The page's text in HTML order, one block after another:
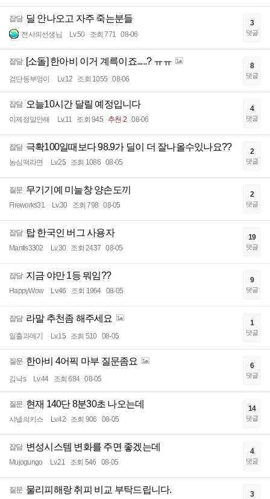
잡담 딜 안나오고 자주 죽는분들
전사의선생님 Lv.50 조회 771 08-06
3
댓글
잡담 [소돌] 한아비 이거 계륵이죠.....? ㅠㅠ
검단동부엉이 Lv.12 조회 1055 08-06
8
댓글
잡담 오늘10시간 달릴 예정입니다
이제정말안해 Lv.11 조회 945 추천 2 08-06
4
댓글
잡담 극확100일때보다 98.9가 딜이 더 잘나올수있나요??
농심떡라면 Lv.25 조회 1086 08-05
2
댓글
질문 무기기예 미늘창 양손도끼
Fireworks31 Lv.30 조회 798 08-05
2
댓글
잡담 탑 한국인 버그 사용자
Mantis3302 Lv.30 조회 2437 08-05
19
댓글
잡담 지금 야만 1등 뭐임??
HappyWow Lv.46 조회 1964 08-05
9
댓글
잡담 라말 추천좀 해주세요
일출과메기 Lv.15 조회 510 08-05
1
댓글
질문 한아비 4어픽 마부 질문좀요
김낙s Lv.44 조회 684 08-05
6
댓글
질문 현재 140단 8분30초 나오는데
샤넬의키스 Lv.42 조회 906 08-05
14
댓글
잡담 변성시스템 변화를 주면 좋겠는데
Mujogungo Lv.21 조회 546 08-05
4
댓글
질문 물리피해랑 취피 비교 부탁드립니다. 3